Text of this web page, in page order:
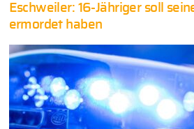
Eschweiler: 16-Jähriger soll
ermordet haben